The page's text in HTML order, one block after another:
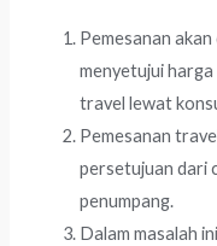
Pemesanan
menyetujui
travel lewat
Pemesanan
persetujuan dari
penumpang.
Dalam masalah